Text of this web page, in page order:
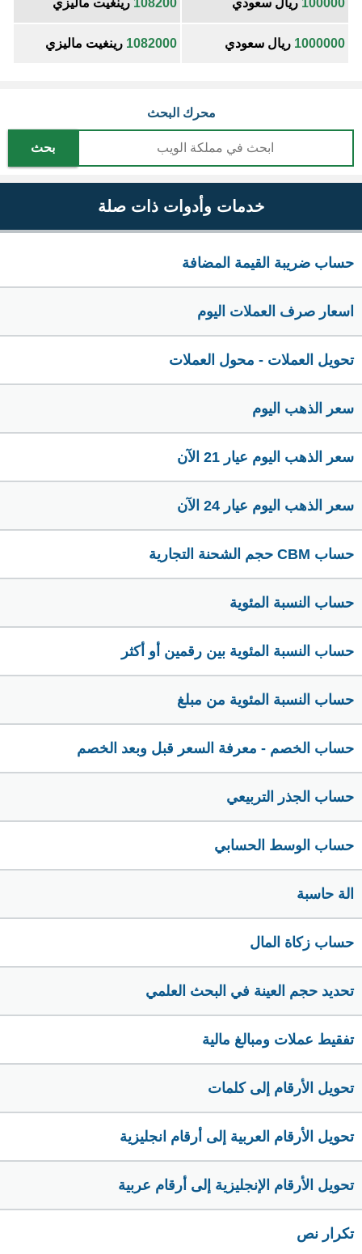
100000 ريال سعودي 108200 رينغيت ماليزي
1000000 ريال سعودي 1082000 رينغيت ماليزي
محرك البحث
بحث
خدمات وأدوات ذات صلة
حساب ضريبة القيمة المضافة
اسعار صرف العملات اليوم
تحويل العملات - محول العملات
سعر الذهب اليوم
سعر الذهب اليوم عيار 21 الآن
سعر الذهب اليوم عيار 24 الآن
حساب CBM حجم الشحنة التجارية
حساب النسبة المئوية
حساب النسبة المئوية بين رقمين أو أكثر
حساب النسبة المئوية من مبلغ
حساب الخصم - معرفة السعر قبل وبعد الخصم
حساب الجذر التربيعي
حساب الوسط الحسابي
الة حاسبة
حساب زكاة المال
تحديد حجم العينة في البحث العلمي
تفقيط عملات ومبالغ مالية
تحويل الأرقام إلى كلمات
تحويل الأرقام العربية إلى أرقام انجليزية
تحويل الأرقام الإنجليزية إلى أرقام عربية
تكرار نص